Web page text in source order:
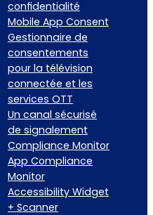
confidentialité
Mobile App Consent
Gestionnaire de
consentements
pour la télévision
connectée et les
services OTT
Un canal sécurisé
de signalement
Compliance Monitor
App Compliance
Monitor
Accessibility Widget
+ Scanner